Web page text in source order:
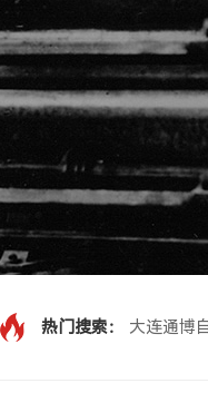
热门搜索： 大连通博